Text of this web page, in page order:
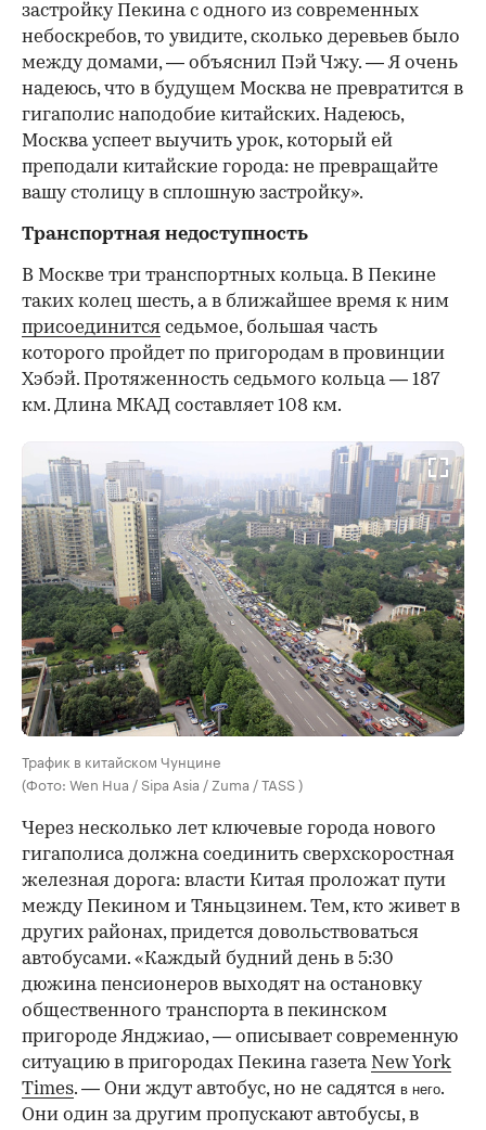
застройку Пекина с одного из современных
небоскребов, то увидите, сколько деревьев было
между домами, — объяснил Пэй Чжу. — Я очень
надеюсь, что в будущем Москва не превратится в
гигаполис наподобие китайских. Надеюсь,
Москва успеет выучить урок, который ей
преподали китайские города: не превращайте
вашу столицу в сплошную застройку».
Транспортная недоступность
В Москве три транспортных кольца. В Пекине
таких колец шесть, а в ближайшее время к ним
присоединится седьмое, большая часть
которого пройдет по пригородам в провинции
Хэбэй. Протяженность седьмого кольца — 187
км. Длина МКАД составляет 108 км.
Трафик в китайском Чунцине
(Фото: Wen Hua / Sipa Asia / Zuma / TASS )
Через несколько лет ключевые города нового
гигаполиса должна соединить сверхскоростная
железная дорога: власти Китая проложат пути
между Пекином и Тяньцзинем. Тем, кто живет в
других районах, придется довольствоваться
автобусами. «Каждый будний день в 5:30
дюжина пенсионеров выходят на остановку
общественного транспорта в пекинском
пригороде Янджиао, — описывает современную
ситуацию в пригородах Пекина газета New York
Times. — Они ждут автобус, но не садятся в него.
Они один за другим пропускают автобусы, в